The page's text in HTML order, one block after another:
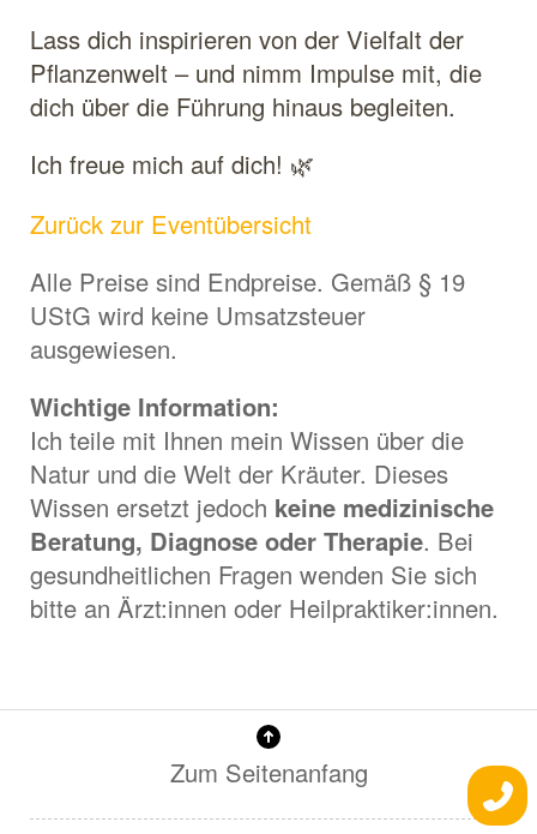
Lass dich inspirieren von der Vielfalt der
Pflanzenwelt – und nimm Impulse mit, die
dich über die Führung hinaus begleiten.
Ich freue mich auf dich! 🌿
Zurück zur Eventübersicht
Alle Preise sind Endpreise. Gemäß § 19
UStG wird keine Umsatzsteuer
ausgewiesen.
Wichtige Information:
Ich teile mit Ihnen mein Wissen über die
Natur und die Welt der Kräuter. Dieses
Wissen ersetzt jedoch keine medizinische
Beratung, Diagnose oder Therapie. Bei
gesundheitlichen Fragen wenden Sie sich
bitte an Ärzt:innen oder Heilpraktiker:innen.
Zum Seitenanfang